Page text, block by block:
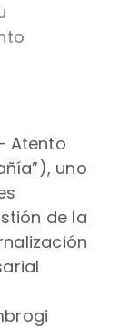
Atento
uno
de la